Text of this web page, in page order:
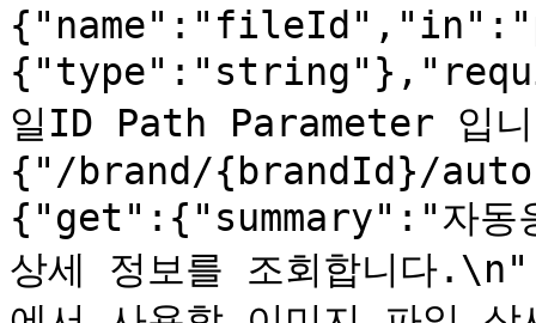
일ID Path Parameter
{"/brand/{brandId}/
{"get":{"summary":"자동응
상세 정보를 조회합니다